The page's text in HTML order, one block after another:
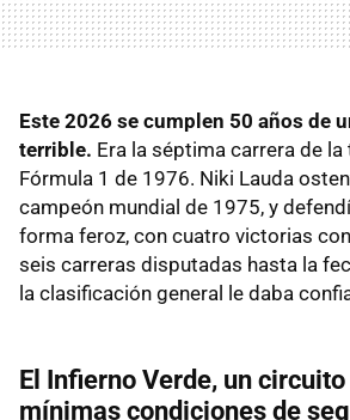
Este 2026 se cumplen 50 años de
terrible. Era la séptima carrera de
Fórmula 1 de 1976. Niki Lauda
campeón mundial de 1975, y
forma feroz, con cuatro victorias
seis carreras disputadas hasta la
la clasificación general le daba
El Infierno Verde, un
mínimas condiciones de